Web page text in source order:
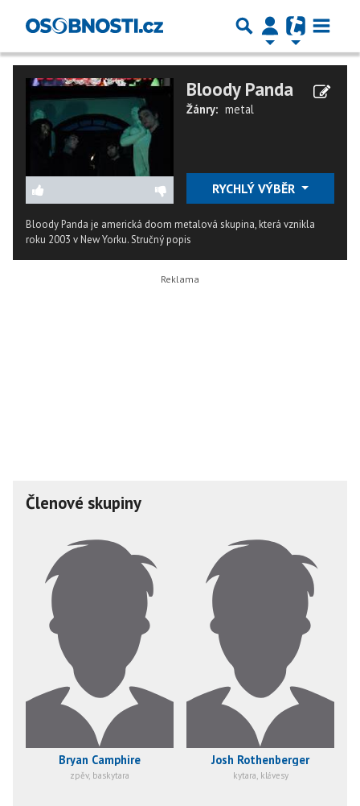
Bloody Panda
Žánry: metal
RYCHLÝ VÝBĚR
Bloody Panda je americká doom metalová skupina, která vznikla
roku 2003 v New Yorku.Stručný popis
Členové skupiny
Bryan Camphire
zpěv, baskytara
Josh Rothenberger
kytara, klávesy